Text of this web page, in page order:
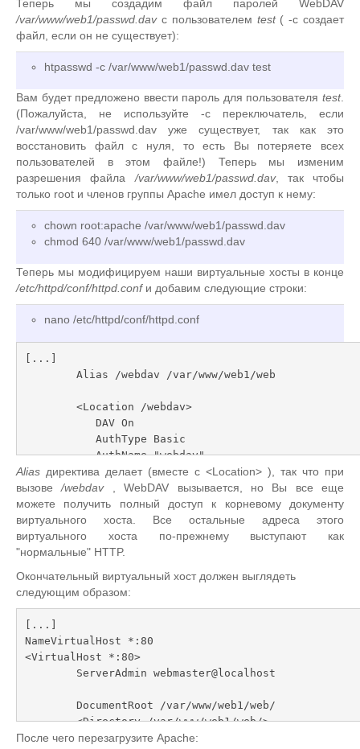
Теперь мы создадим файл паролей WebDAV
/var/www/web1/passwd.davс пользователем test( -c создает
файл, если он не существует):
htpasswd -c /var/www/web1/passwd.dav test
Вам будет предложено ввести пароль для пользователя test.
(Пожалуйста, не используйте -c переключатель, если
/var/www/web1/passwd.dav уже существует, так как это
восстановить файл с нуля, то есть Вы потеряете всех
пользователей в этом файле!) Теперь мы изменим
разрешения файла /var/www/web1/passwd.dav, так чтобы
только root и членов группы Apache имел доступ к нему:
chown root:apache /var/www/web1/passwd.dav
chmod 640 /var/www/web1/passwd.dav
Теперь мы модифицируем наши виртуальные хосты в конце
/etc/httpd/conf/httpd.confи добавим следующие строки:
nano /etc/httpd/conf/httpd.conf
[...]
           AuthName "webdav"
           AuthUserFile /var/www/web1/passwd.dav
           Require valid-user
       </Location>
[...]
Alias директива делает (вместе с <Location> ), так что при
вызове/webdav, WebDAV вызывается, но Вы все еще
можете получить полный доступ к корневому документу
виртуального хоста. Все остальные адреса этого
виртуального хоста по-прежнему выступают как
"нормальные" HTTP.
Окончательный виртуальный хост должен выглядеть
следующим образом:
[...]
NameVirtualHost *:80
<VirtualHost *:80>
        <Directory /var/www/web1/web/>
                Options Indexes MultiViews
После чего перезагрузите Apache: